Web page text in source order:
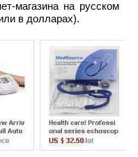
магазина на русском
в долларах).